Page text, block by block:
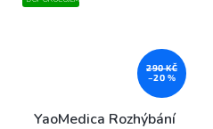
290 KČ
–20 %
YaoMedica Rozhýbání